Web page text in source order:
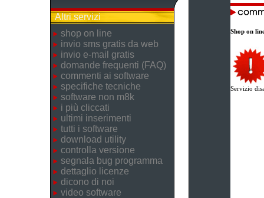
Altri servizi
shop on line
invio sms gratis da web
invio e-mail gratis
domande frequenti (FAQ)
commenti ai software
specifiche tecniche
software non m8k
i più cliccati
ultimi inserimenti
tutti i software
download utility
controlla versione
segnala bug programma
dettaglio licenze
dicono di noi
video software
Shop on
Servizio